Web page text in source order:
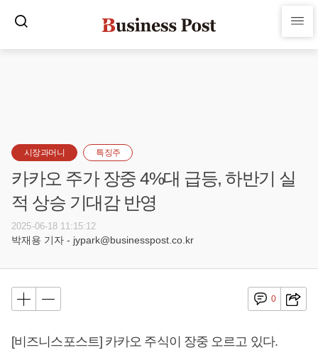
시장과머니 특징주
카카오 주가 장중 4%대 급등, 하반기 실
적 상승 기대감 반영
2025-06-18 11:15:12
박재용 기자 - jypark@businesspost.co.kr
0
[비즈니스포스트] 카카오 주식이 장중 오르고 있다.